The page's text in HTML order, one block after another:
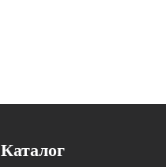
Каталог